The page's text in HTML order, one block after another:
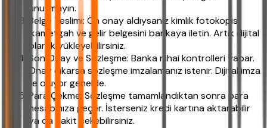
unutmayın.
Belge Teslimi: Ön onay aldıysanız kimlik fotokopisi,
ikametgah ve gelir belgesini bankaya iletin. Artık dijital
olarak yükleyebilirsiniz.
Son Onay ve Sözleşme: Banka nihai kontrolleri yapar.
Onay çıkarsa sözleşme imzalamanız istenir. Dijital imza
ile oluyor genelde.
Para Çekme: Sözleşme tamamlandıktan sonra para
hesabınıza geçer. İsterseniz kredi kartına aktarabilir
ya da nakit çekebilirsiniz.